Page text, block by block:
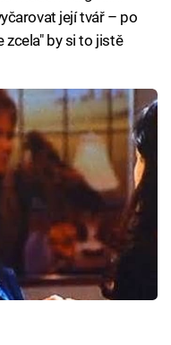
její tvář – po
zcela" by si to jistě